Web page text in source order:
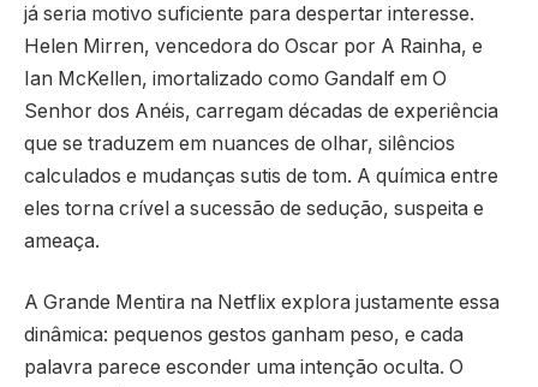
já seria motivo suficiente para despertar interesse.
Helen Mirren, vencedora do Oscar por A Rainha, e
Ian McKellen, imortalizado como Gandalf em O
Senhor dos Anéis, carregam décadas de experiência
que se traduzem em nuances de olhar, silêncios
calculados e mudanças sutis de tom. A química entre
eles torna crível a sucessão de sedução, suspeita e
ameaça.
A Grande Mentira na Netflix explora justamente essa
dinâmica: pequenos gestos ganham peso, e cada
palavra parece esconder uma intenção oculta. O